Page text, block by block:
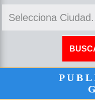
P U B L